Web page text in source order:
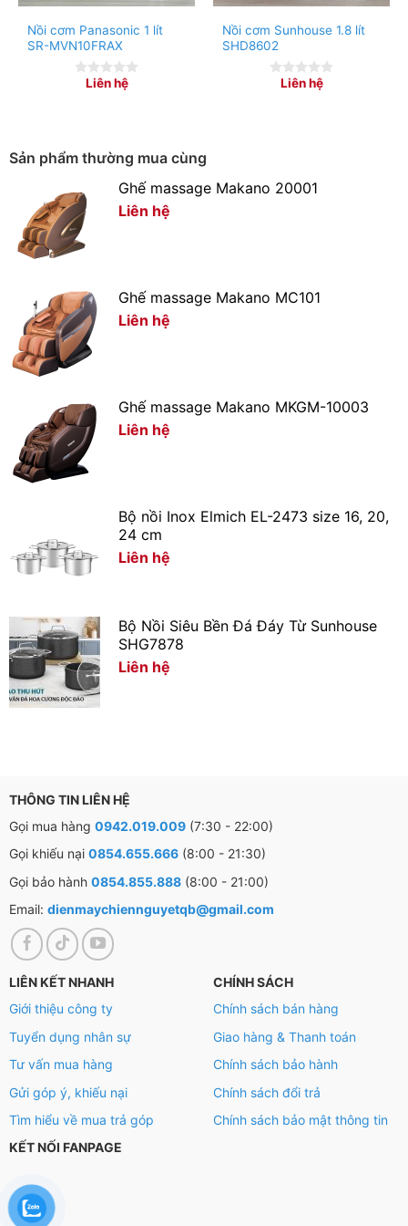
Bảng điều khiển – Chế độ nấu
– Dễ dàng điều chỉnh 2 chế độ nấu cơm và giữ ấm
của nồi cơm nắp gài Sunhouse bằng nút gạt. Ngoài ra,
bảng điều khiển còn được trang bị đèn báo tiện lợi.
Xem thêm: Cách nấu cơm ngon bằng nồi cơm điện
Tiện ích – Phụ kiện
giữ ấm với thời gian tối đa 48 giờ.
– Nồi có xửng hấp kèm theo, hỗ trợ chế biến những
món hấp: rau củ, xôi, bánh,… thuận tiện hơn.
– Sản phẩm được trang bị thêm các phụ kiện: muỗng
cơm, cốc đong và xửng hấp.
Nồi cơm Panasonic 1 lít
SR-MVN10FRAX
Liên hệ
Nồi cơm Sunhouse 1.8 lít
SHD8602
Liên hệ
Sản phẩm thường mua cùng
Ghế massage Makano 20001
Liên hệ
Ghế massage Makano MC101
Liên hệ
Ghế massage Makano MKGM-10003
Liên hệ
Bộ nồi Inox Elmich EL-2473 size 16, 20,
24 cm
Liên hệ
Bộ Nồi Siêu Bền Đá Đáy Từ Sunhouse
SHG7878
Liên hệ
THÔNG TIN LIÊN HỆ
Gọi mua hàng 0942.019.009 (7:30 - 22:00)
Gọi khiếu nại 0854.655.666 (8:00 - 21:30)
Gọi bảo hành 0854.855.888 (8:00 - 21:00)
Email: dienmaychiennguyetqb@gmail.com
LIÊN KẾT NHANH
Giới thiệu công ty
Tuyển dụng nhân sự
Tư vấn mua hàng
Gửi góp ý, khiếu nại
Tìm hiểu về mua trả góp
CHÍNH SÁCH
Chính sách bán hàng
Giao hàng & Thanh toán
Chính sách bảo hành
Chính sách đổi trả
Chính sách bảo mật thông tin
KẾT NỐI FANPAGE